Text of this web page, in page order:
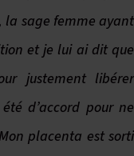
la sage femme ayant
et je lui ai dit que
justement libérer
d’accord pour ne
placenta est sorti